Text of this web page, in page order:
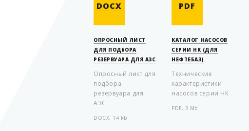
DOCX
ОПРОСНЫЙ ЛИСТ
ДЛЯ ПОДБОРА
РЕЗЕРВУАРА ДЛЯ АЗС
Опросный лист для
подбора
резервуара для
АЗС
DOCX, 14 kb
PDF
КАТАЛОГ НАСОСОВ
СЕРИИ НК (ДЛЯ
НЕФТЕБАЗ)
Технические
характеристики
насосов серии НК
PDF, 3 Mb